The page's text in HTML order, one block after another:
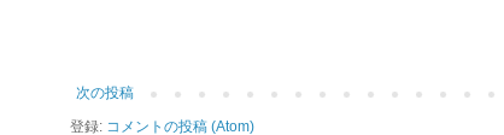
次の投稿
登録: コメントの投稿 (Atom)